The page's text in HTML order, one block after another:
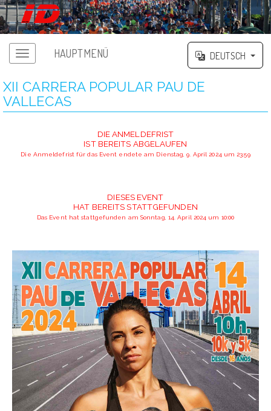
HAUPTMENÜ DEUTSCH
XII CARRERA POPULAR PAU DE
VALLECAS
DIE ANMELDEFRIST
IST BEREITS ABGELAUFEN
Die Anmeldefrist für das Event endete am Dienstag, 9. April 2024 um 23:59
DIESES EVENT
HAT BEREITS STATTGEFUNDEN
Das Event hat stattgefunden am Sonntag, 14. April 2024 um 10:00